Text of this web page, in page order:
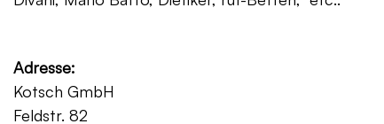
Adresse:
Kotsch GmbH Mo. – Fr.
Feldstr. 82 Sa.